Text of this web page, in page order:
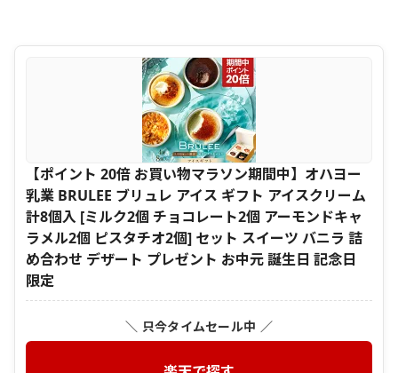
【ポイント 20倍 お買い物マラソン期間中】オハヨー
乳業 BRULEE ブリュレ アイス ギフト アイスクリーム
計8個入 [ミルク2個 チョコレート2個 アーモンドキャ
ラメル2個 ピスタチオ2個] セット スイーツ バニラ 詰
め合わせ デザート プレゼント お中元 誕生日 記念日
限定
＼ 只今タイムセール中 ／